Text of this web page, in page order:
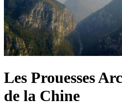
Les Prouesses
de la Chine